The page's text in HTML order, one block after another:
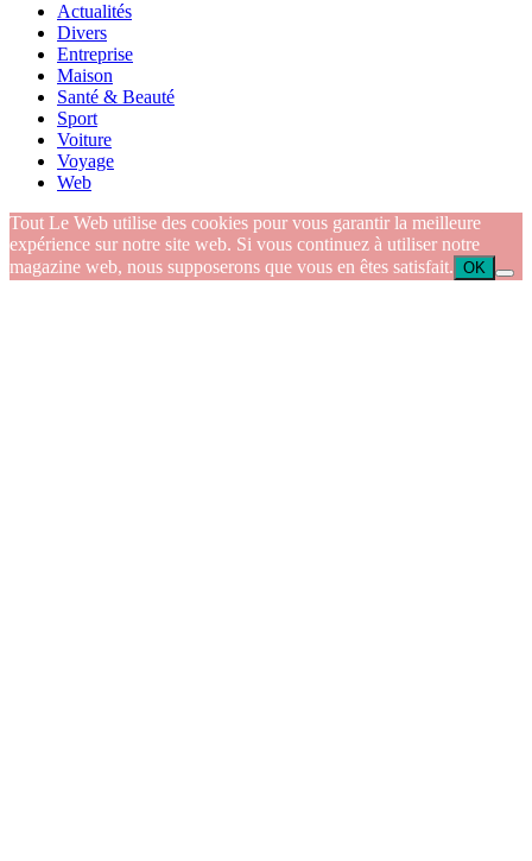
Actualités
Divers
Entreprise
Maison
Santé & Beauté
Sport
Voiture
Voyage
Web
Tout Le Web utilise des cookies pour vous garantir la meilleure
expérience sur notre site web. Si vous continuez à utiliser notre
magazine web, nous supposerons que vous en êtes satisfait. OK